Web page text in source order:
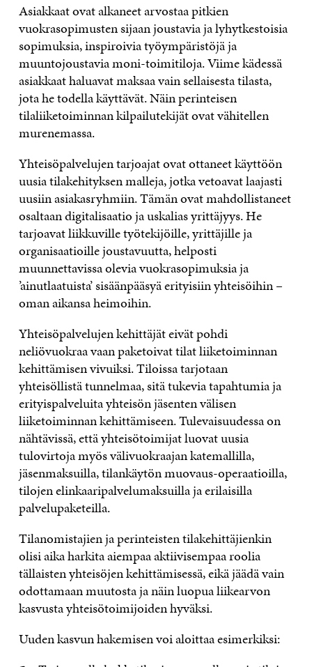
Asiakkaat ovat alkaneet arvostaa pitkien
vuokrasopimusten sijaan joustavia ja lyhytkestoisia
sopimuksia, inspiroivia työympäristöjä ja
muuntojoustavia moni-toimitiloja. Viime kädessä
asiakkaat haluavat maksaa vain sellaisesta tilasta,
jota he todella käyttävät. Näin perinteisen
tilaliiketoiminnan kilpailutekijät ovat vähitellen
murenemassa.
Yhteisöpalvelujen tarjoajat ovat ottaneet käyttöön
uusia tilakehityksen malleja, jotka vetoavat laajasti
uusiin asiakasryhmiin. Tämän ovat mahdollistaneet
osaltaan digitalisaatio ja uskalias yrittäjyys. He
tarjoavat liikkuville työtekijöille, yrittäjille ja
organisaatioille joustavuutta, helposti
muunnettavissa olevia vuokrasopimuksia ja
’ainutlaatuista’ sisäänpääsyä erityisiin yhteisöihin –
oman aikansa heimoihin.
Yhteisöpalvelujen kehittäjät eivät pohdi
neliövuokraa vaan paketoivat tilat liiketoiminnan
kehittämisen vivuiksi. Tiloissa tarjotaan
yhteisöllistä tunnelmaa, sitä tukevia tapahtumia ja
erityispalveluita yhteisön jäsenten välisen
liiketoiminnan kehittämiseen. Tulevaisuudessa on
nähtävissä, että yhteisötoimijat luovat uusia
tulovirtoja myös välivuokraajan katemallilla,
jäsenmaksuilla, tilankäytön muovaus-operaatioilla,
tilojen elinkaaripalvelumaksuilla ja erilaisilla
palvelupaketeilla.
Tilanomistajien ja perinteisten tilakehittäjienkin
olisi aika harkita aiempaa aktiivisempaa roolia
tällaisten yhteisöjen kehittämisessä, eikä jäädä vain
odottamaan muutosta ja näin luopua liikearvon
kasvusta yhteisötoimijoiden hyväksi.
Uuden kasvun hakemisen voi aloittaa esimerkiksi: